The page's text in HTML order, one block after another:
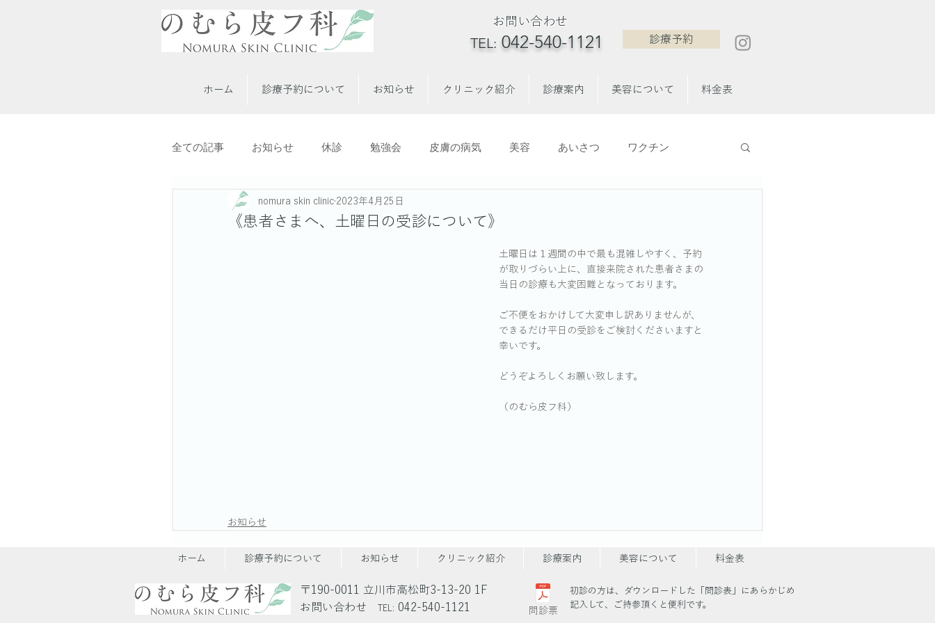
お問い合わせ
TEL: 042-540-1121 診療予約
ホーム 診療予約について お知らせ クリニック紹介 診療案内 美容について 料金表
全ての記事 お知らせ 休診 勉強会 皮膚の病気 美容 あいさつ ワクチン
予約について 医療ハイフ
《患者さまへ、土曜日の受診について》
nomura skin clinic 2023年4月25日
土曜日は１週間の中で最も混雑しやすく、予約
が取りづらい上に、直接来院された患者さまの
当日の診療も大変困難となっております。
ご不便をおかけして大変申し訳ありませんが、
できるだけ平日の受診をご検討くださいますと
幸いです。
どうぞよろしくお願い致します。
（のむら皮フ科）
お知らせ
ホーム 診療予約について お知らせ クリニック紹介 診療案内 美容について 料金表
〒190-0011 立川市高松町3-13-20 1F
お問い合わせ
TEL: 042-540-1121 問診票
初診の方は、ダウンロードした「問診表」にあらかじめ
記入して、ご持参頂くと便利です。